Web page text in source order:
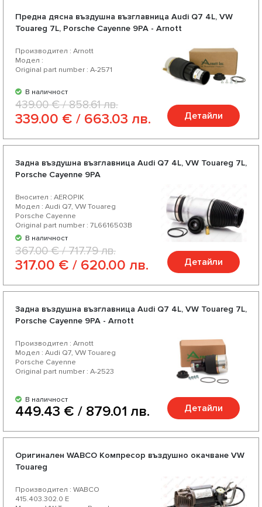
Предна дясна въздушна възглавница Audi Q7 4L, VW
Touareg 7L, Porsche Cayenne 9PA - Arnott
Производител : Arnott
Модел :
Original part number : A-2571
В наличност
439.00 € / 858.61 лв.
339.00 € / 663.03 лв. Детайли
Задна въздушна възглавница Audi Q7 4L, VW Touareg 7L,
Porsche Cayenne 9PA
Вносител : AEROPIK
Модел : Audi Q7, VW Touareg
Porsche Cayenne
Original part number : 7L6616503B
В наличност
367.00 € / 717.79 лв.
317.00 € / 620.00 лв. Детайли
Задна въздушна възглавница Audi Q7 4L, VW Touareg 7L,
Porsche Cayenne 9PA - Arnott
Производител : Arnott
Модел : Audi Q7, VW Touareg
Porsche Cayenne
Original part number : A-2523
В наличност
449.43 € / 879.01 лв. Детайли
Оригинален WABCO Компресор въздушно окачване VW
Touareg
Производител : WABCO
415.403.302.0 E